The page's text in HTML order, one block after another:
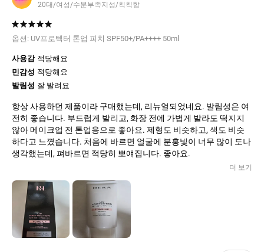
20대/여성/수분부족지성/칙칙함
옵션: UV프로텍터 톤업 피치 SPF50+/PA++++ 50ml
사용감 적당해요
민감성 적당해요
발림성 잘 발려요
항상 사용하던 제품이라 구매했는데, 리뉴얼되었네요. 발림성은 여
전히 좋습니다. 부드럽게 발리고, 화장 전에 가볍게 발라도 떡지지
않아 메이크업 전 톤업용으로 좋아요. 제형도 비슷하고, 색도 비슷
하다고 느꼈습니다. 처음에 바르면 얼굴에 분홍빛이 너무 많이 도나
생각했는데, 펴바르면 적당히 뽀얘집니다. 좋아요.
더 보기